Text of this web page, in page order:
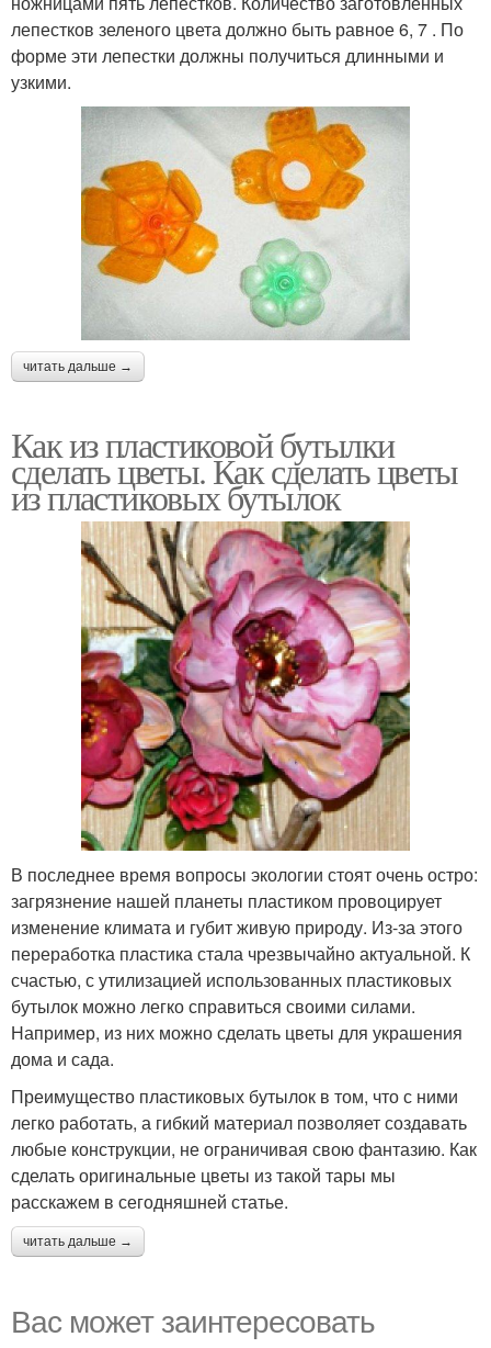
лепестков зеленого цвета должно быть равное 6, 7 . По
форме эти лепестки должны получиться длинными и
узкими.
читать дальше →
Как из пластиковой бутылки
сделать цветы. Как сделать цветы
из пластиковых бутылок
В последнее время вопросы экологии стоят очень остро:
загрязнение нашей планеты пластиком провоцирует
изменение климата и губит живую природу. Из-за этого
переработка пластика стала чрезвычайно актуальной. К
счастью, с утилизацией использованных пластиковых
бутылок можно легко справиться своими силами.
Например, из них можно сделать цветы для украшения
дома и сада.
Преимущество пластиковых бутылок в том, что с ними
легко работать, а гибкий материал позволяет создавать
любые конструкции, не ограничивая свою фантазию. Как
сделать оригинальные цветы из такой тары мы
расскажем в сегодняшней статье.
читать дальше →
Вас может заинтересовать